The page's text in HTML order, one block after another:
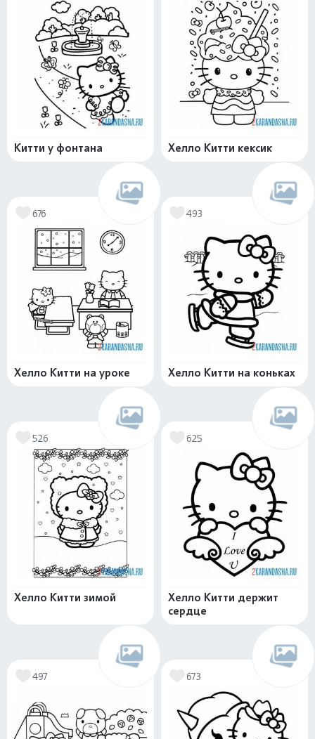
Китти у фонтана Хелло Китти кексик
676
Хелло Китти на уроке
493
Хелло Китти на коньках
526
Хелло Китти зимой
625
Хелло Китти держит
сердце
497 673